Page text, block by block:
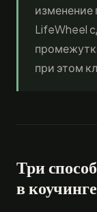
изменение
LifeWheel
при этом
Три
в коучинге